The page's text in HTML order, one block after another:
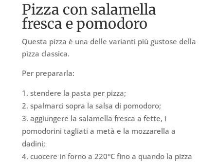
Pizza con salamella
fresca e pomodoro
Questa pizza è una delle varianti più gustose della
pizza classica.
Per prepararla:
stendere la pasta per pizza;
spalmarci sopra la salsa di pomodoro;
aggiungere la salamella fresca a fette, i
pomodorini tagliati a metà e la mozzarella a
dadini;
cuocere in forno a 220°C fino a quando la pizza